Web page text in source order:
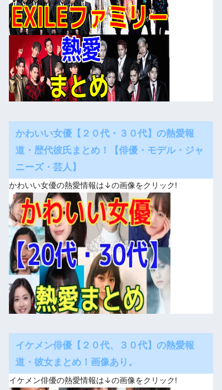
かわいい女優【２０代・３０代】の熱愛報
道・歴代彼氏まとめ！【俳優・モデル・ジャ
ニーズ・芸人】
かわいい女優の熱愛情報は↓の画像をクリック!
イケメン俳優【２０代、３０代】の熱愛報
道・彼女まとめ！画像あり。
イケメン俳優の熱愛情報は↓の画像をクリック!